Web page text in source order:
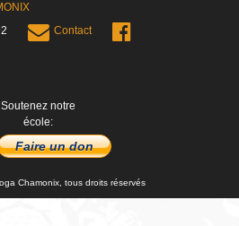
Contact
Soutenez notre
école:
Faire un don
Chamonix, tous droits réservés